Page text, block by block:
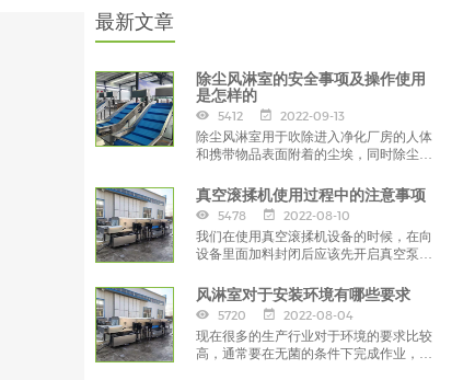
最新文章
除尘风淋室的安全事项及操作使用
是怎样的
5412
2022-09-13
除尘风淋室用于吹除进入净化厂房的人体
和携带物品表面附着的尘埃，同时除尘风
气进入洁净区域，
真空滚揉机使用过程中的注意事项
5478
2022-08-10
我们在使用真空滚揉机设备的时候，在向
设备里面加料封闭后应该先开启真空泵抽
风淋室对于安装环境有哪些要求
5720
2022-08-04
现在很多的生产行业对于环境的要求比较
高，通常要在无菌的条件下完成作业，以